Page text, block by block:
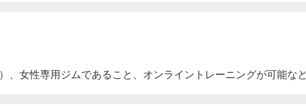
、女性専用ジムであること、オンライントレーニングが可能な